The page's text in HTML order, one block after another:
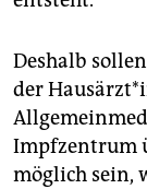
Deshalb
der
Impfzentrum
möglich sein,